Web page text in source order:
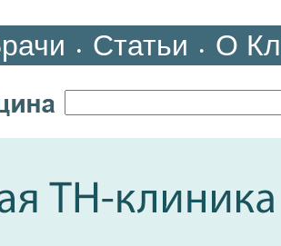
• Статьи • О